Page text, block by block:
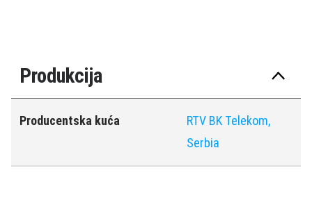
Produkcija
Producentska kuća
RTV BK Telekom,
Serbia